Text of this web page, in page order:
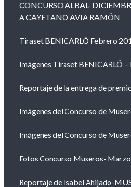
CONCURSO ALBAL-
A CAYETANO AVIA RAMÓN
Tiraset BENICARLÓ Febrero
Imágenes Tiraset BENICARLÓ –
Reportaje de la entrega de
Imágenes del Concurso de
Imágenes del Concurso de
Fotos Concurso Museros-
Reportaje de Isabel Ahijado-